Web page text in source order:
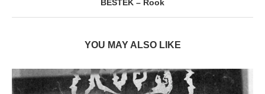
BESTEK – Rook
YOU MAY ALSO LIKE